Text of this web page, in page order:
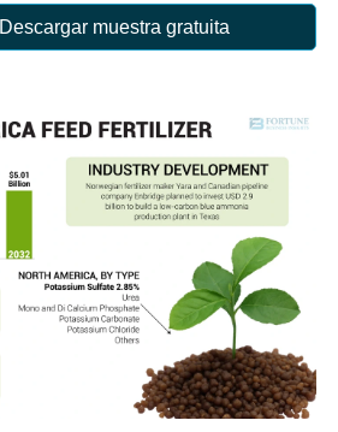
Descargar muestra gratuita